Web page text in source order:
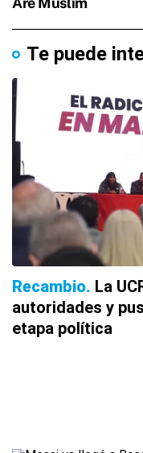
Te puede
Recambio La
autoridades y
etapa política